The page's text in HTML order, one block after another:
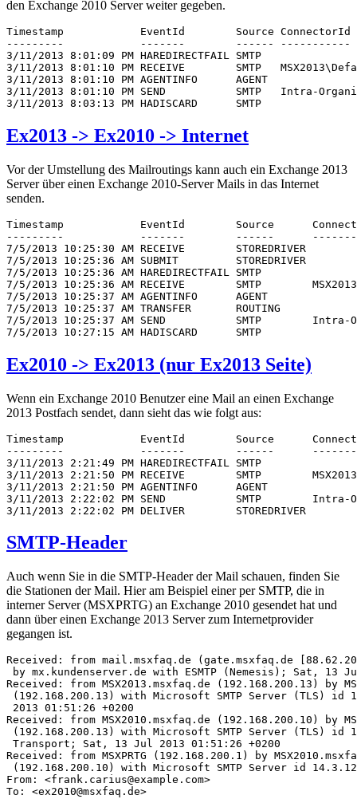
den Exchange 2010 Server weiter gegeben.
Timestamp            EventId        Source
---------            -------        ------
3/11/2013 8:01:09 PM HAREDIRECTFAIL SMTP
3/11/2013 8:01:10 PM RECEIVE        SMTP
3/11/2013 8:01:10 PM AGENTINFO      AGENT
3/11/2013 8:01:10 PM SEND           SMTP   Intra-
3/11/2013 8:03:13 PM HADISCARD      SMTP
Ex2013 -> Ex2010 -> Internet
Vor der Umstellung des Mailroutings kann auch ein Exchange 2013
Server über einen Exchange 2010-Server Mails in das Internet
senden.
Timestamp            EventId        Source
---------            -------        ------
7/5/2013 10:25:30 AM RECEIVE
7/5/2013 10:25:36 AM SUBMIT         STOREDRIVER
7/5/2013 10:25:36 AM HAREDIRECTFAIL
7/5/2013 10:25:36 AM RECEIVE        SMTP
7/5/2013 10:25:37 AM AGENTINFO
7/5/2013 10:25:37 AM TRANSFER
7/5/2013 10:25:37 AM SEND           SMTP        Intra-
7/5/2013 10:27:15 AM HADISCARD      SMTP
Ex2010 -> Ex2013 (nur Ex2013 Seite)
Wenn ein Exchange 2010 Benutzer eine Mail an einen Exchange
2013 Postfach sendet, dann sieht das wie folgt aus:
Timestamp            EventId        Source
---------            -------        ------
3/11/2013 2:21:49 PM HAREDIRECTFAIL
3/11/2013 2:21:50 PM RECEIVE        SMTP
3/11/2013 2:21:50 PM AGENTINFO
3/11/2013 2:22:02 PM SEND           SMTP        Intra-
3/11/2013 2:22:02 PM DELIVER
SMTP-Header
Auch wenn Sie in die SMTP-Header der Mail schauen, finden Sie
die Stationen der Mail. Hier am Beispiel einer per SMTP, die in
interner Server (MSXPRTG) an Exchange 2010 gesendet hat und
dann über einen Exchange 2013 Server zum Internetprovider
gegangen ist.
Received: from mail.msxfaq.de (gate.msxfaq.de
by mx.kundenserver.de with ESMTP (Nemesis); Sat, 13
Received: from MSX2013.msxfaq.de (192.168.200.13) by
(192.168.200.13) with Microsoft SMTP Server (TLS) id
2013 01:51:26 +0200
Received: from MSX2010.msxfaq.de (192.168.200.10) by
(192.168.200.13) with Microsoft SMTP Server (TLS) id
Transport; Sat, 13 Jul 2013 01:51:26 +0200
Received: from MSXPRTG (192.168.200.1) by
(192.168.200.10) with Microsoft SMTP Server id
From: <frank.carius@example.com>
To: <ex2010@msxfaq.de>